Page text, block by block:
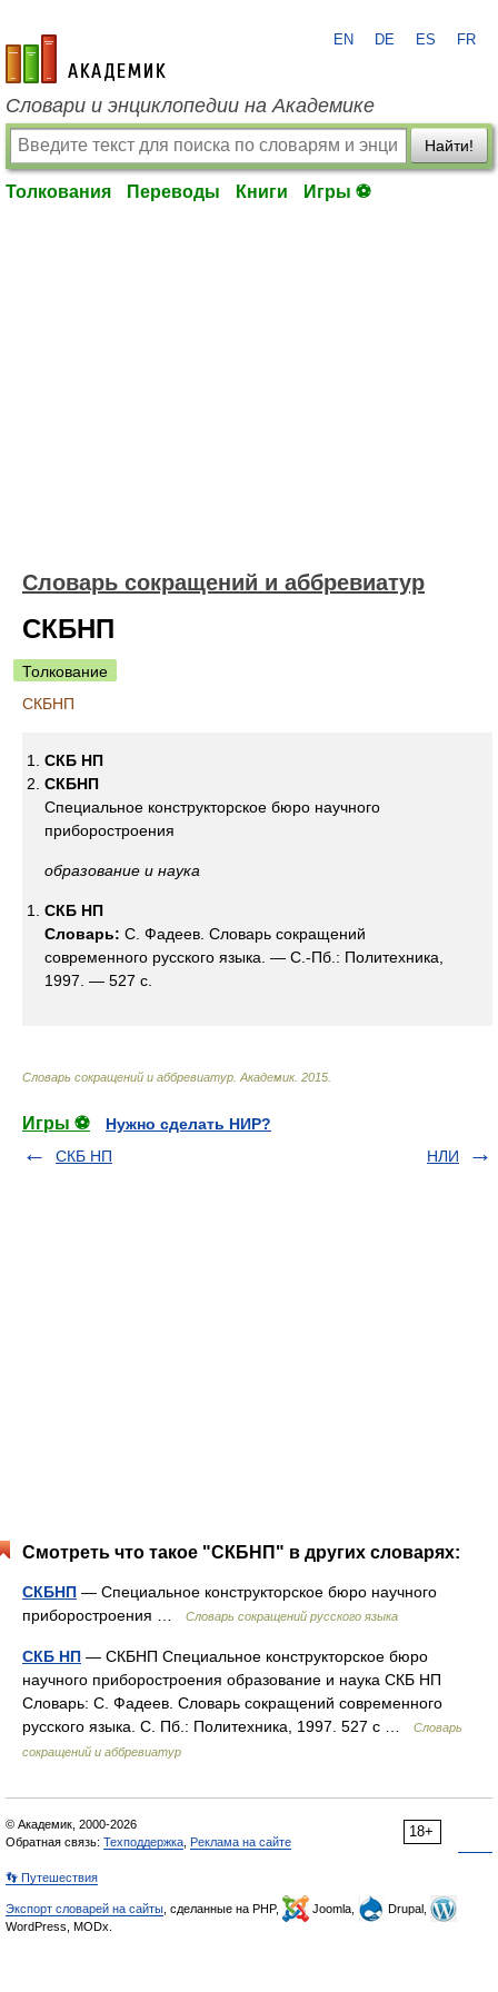
academic.ru
EN DE ES FR
Словари и энциклопедии на Академике
Найти!
Толкования Переводы Книги Игры ⚽
Словарь сокращений и аббревиатур
СКБНП
Толкование
СКБНП
СКБ НП
СКБНП
Специальное конструкторское бюро научного
приборостроения
образование и наука
СКБ НП
Словарь: С. Фадеев. Словарь сокращений
современного русского языка. — С.-Пб.: Политехника,
1997. — 527 с.
Словарь сокращений и аббревиатур Академик. 2015
Игры ⚽
Нужно сделать НИР?
СКБ НП
НЛИ
Смотреть что такое "СКБНП" в других словарях:
СКБНП — Специальное конструкторское бюро научного
приборостроения …
Словарь сокращений русского языка
СКБ НП — СКБНП Специальное конструкторское бюро
научного приборостроения образование и наука СКБ НП
Словарь: С. Фадеев. Словарь сокращений современного
русского языка. С. Пб.: Политехника, 1997. 527 с …
Словарь
сокращений и аббревиатур
18+
© Академик, 2000-2026
Обратная связь: Техподдержка Реклама на сайте
👣 Путешествия
Экспорт словарей на сайты , сделанные на PHP, Joomla,
Drupal,
WordPress, MODx.